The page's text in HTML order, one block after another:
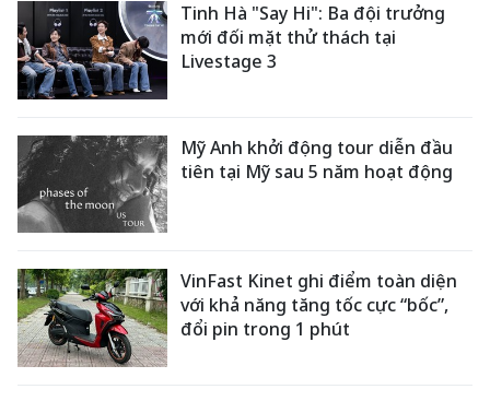
Tinh Hà "Say Hi": Ba đội trưởng
mới đối mặt thử thách tại
Livestage 3
Mỹ Anh khởi động tour diễn đầu
tiên tại Mỹ sau 5 năm hoạt động
VinFast Kinet ghi điểm toàn diện
với khả năng tăng tốc cực “bốc”,
đổi pin trong 1 phút